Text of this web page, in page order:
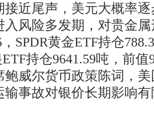
接近尾声，美元大概率
入风险多发期，对贵金
SPDR黄金ETF持仓
持仓9641.59吨，前值
鲍威尔货币政策陈词，
输事故对银价长期影响